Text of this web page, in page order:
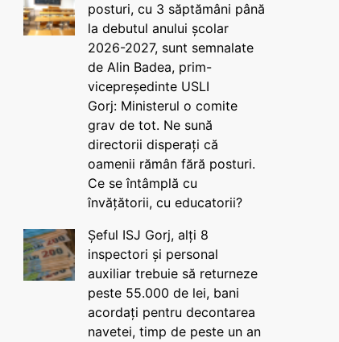
posturi, cu 3 săptămâni până
la debutul anului școlar
2026-2027, sunt semnalate
de Alin Badea, prim-
vicepreședinte USLI
Gorj: Ministerul o comite
grav de tot. Ne sună
directorii disperați că
oamenii rămân fără posturi.
Ce se întâmplă cu
învățătorii, cu educatorii?
Șeful ISJ Gorj, alți 8
inspectori și personal
auxiliar trebuie să returneze
peste 55.000 de lei, bani
acordați pentru decontarea
navetei, timp de peste un an